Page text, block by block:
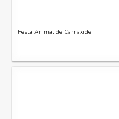
Festa Animal de Carnaxide